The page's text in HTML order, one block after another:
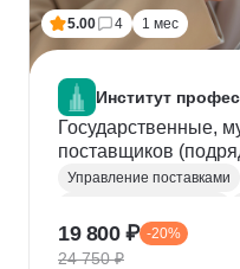
5.00 4 1 мес
Государственные,
поставщиков
Управление поставками
Юридические аспекты
19 800 ₽ -20%
24 750 ₽